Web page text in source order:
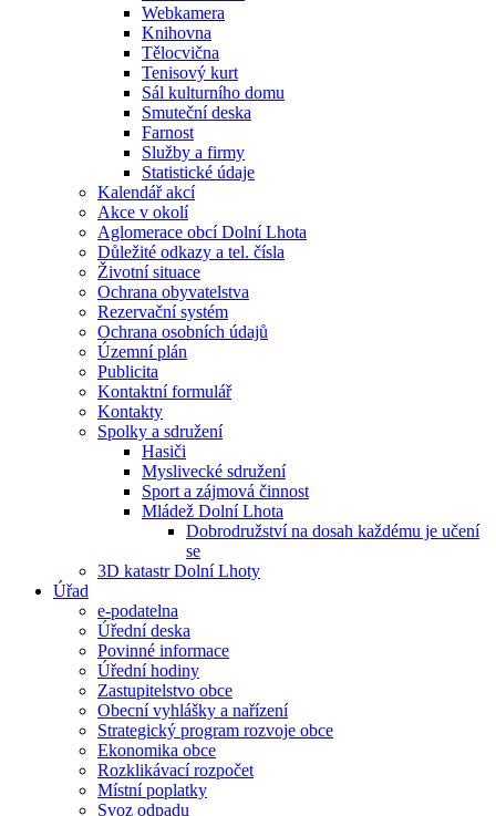
Webkamera
Knihovna
Tělocvična
Tenisový kurt
Sál kulturního domu
Smuteční deska
Farnost
Služby a firmy
Statistické údaje
Kalendář akcí
Akce v okolí
Aglomerace obcí Dolní Lhota
Důležité odkazy a tel. čísla
Životní situace
Ochrana obyvatelstva
Rezervační systém
Ochrana osobních údajů
Územní plán
Publicita
Kontaktní formulář
Kontakty
Spolky a sdružení
Hasiči
Myslivecké sdružení
Sport a zájmová činnost
Mládež Dolní Lhota
Dobrodružství na dosah každému je učení
se
3D katastr Dolní Lhoty
Úřad
e-podatelna
Úřední deska
Povinné informace
Úřední hodiny
Zastupitelstvo obce
Obecní vyhlášky a nařízení
Strategický program rozvoje obce
Ekonomika obce
Rozklikávací rozpočet
Místní poplatky
Svoz odpadu